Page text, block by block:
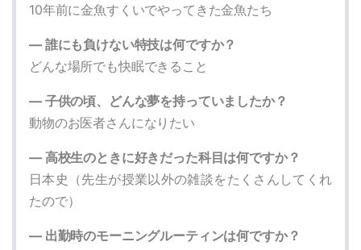
10年前に金魚すくいでやってきた金魚たち
― 誰にも負けない特技は何ですか？
どんな場所でも快眠できること
― 子供の頃、どんな夢を持っていましたか？
動物のお医者さんになりたい
― 高校生のときに好きだった科目は何ですか？
日本史（先生が授業以外の雑談をたくさんしてくれ
たので）
― 出勤時のモーニングルーティンは何ですか？